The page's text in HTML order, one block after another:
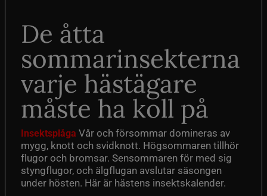
De åtta
sommarinsekterna
varje hästägare
måste ha koll på
Insektsplåga Vår och försommar domineras av
mygg, knott och svidknott. Högsommaren tillhör
flugor och bromsar. Sensommaren för med sig
styngflugor, och älgflugan avslutar säsongen
under hösten. Här är hästens insektskalender.